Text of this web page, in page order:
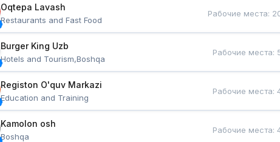
Oqtepa Lavash
Restaurants and Fast Food
Рабочие места:
Burger King Uzb
Hotels and Tourism,Boshqa
Рабочие места:
Registon O'quv Markazi
Education and Training
Рабочие места:
Kamolon osh
Boshqa
Рабочие места: